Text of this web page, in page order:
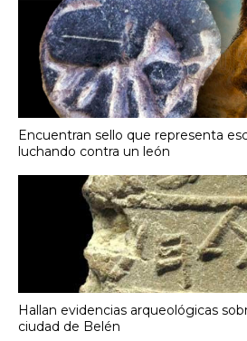
Encuentran sello que representa
luchando contra un león
Hallan evidencias arqueológicas
ciudad de Belén